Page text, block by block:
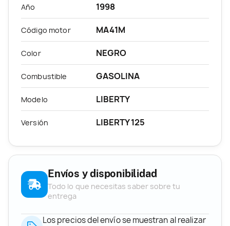
Año 1998
Código motor MA41M
Color NEGRO
Combustible GASOLINA
Modelo LIBERTY
Versión LIBERTY 125
Envíos y disponibilidad
Todo lo que necesitas saber sobre tu
entrega
Los precios del envío se muestran al realizar